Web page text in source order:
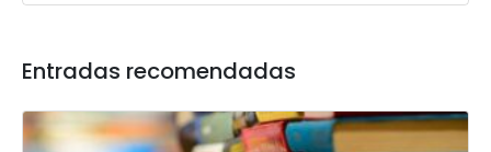
Entradas recomendadas